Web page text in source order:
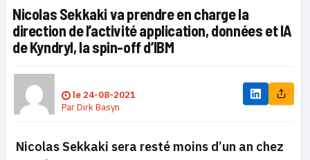
Nicolas Sekkaki va prendre en charge la
direction de l’activité application, données et IA
de Kyndryl, la spin-off d’IBM
le 24-08-2021
ParDirk Basyn
Nicolas Sekkaki sera resté moins d’un an chez